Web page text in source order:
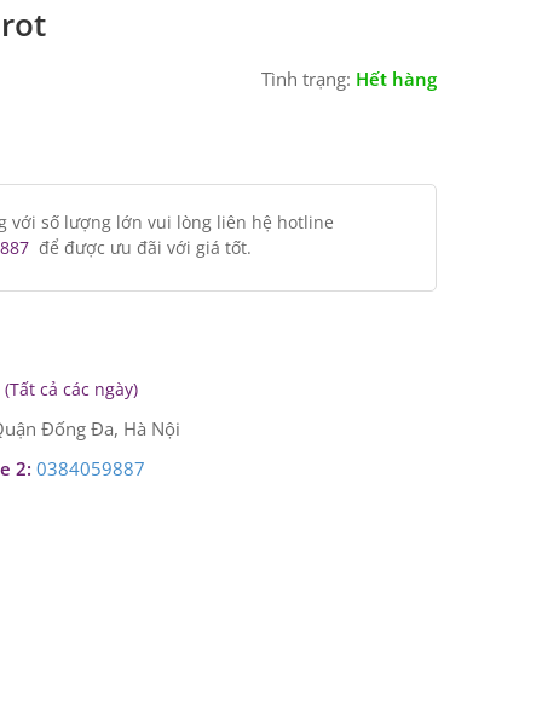
Tình trạng: Hết hàng
với số lượng lớn vui lòng liên hệ hotline
để được ưu đãi với giá tốt.
cả các ngày)
Đống Đa, Hà Nội
2: 0384059887